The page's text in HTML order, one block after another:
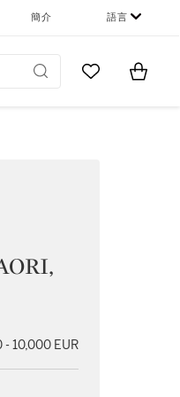
簡介 語言
Go to MyItems
- 10,000 EUR